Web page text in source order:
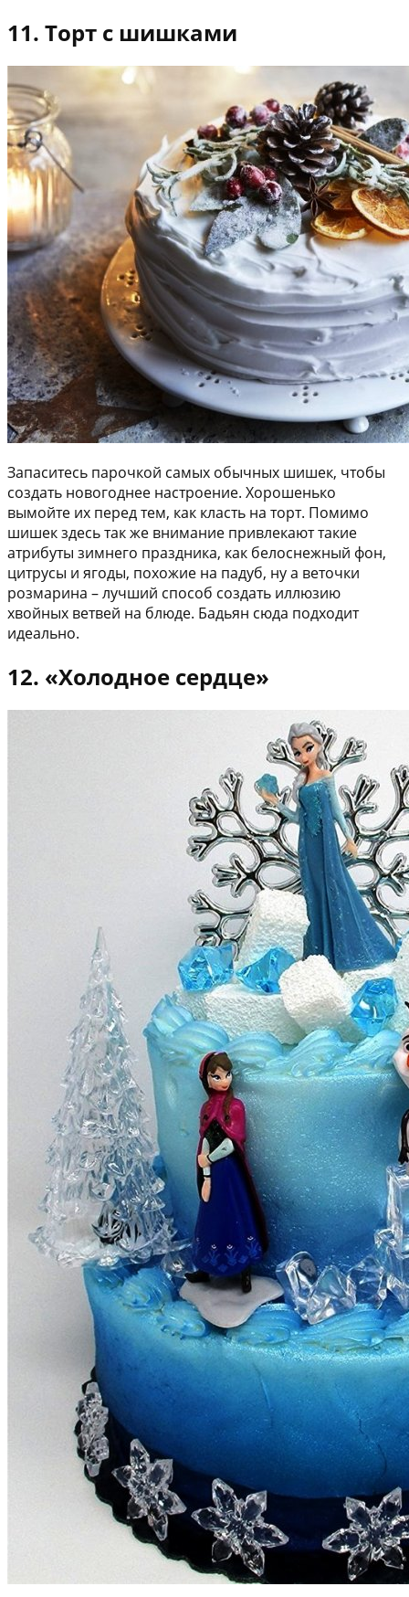
11. Торт с шишками
Запаситесь парочкой самых обычных шишек, чтобы
создать новогоднее настроение. Хорошенько
вымойте их перед тем, как класть на торт. Помимо
шишек здесь так же внимание привлекают такие
атрибуты зимнего праздника, как белоснежный фон,
цитрусы и ягоды, похожие на падуб, ну а веточки
розмарина – лучший способ создать иллюзию
хвойных ветвей на блюде. Бадьян сюда подходит
идеально.
12. «Холодное сердце»